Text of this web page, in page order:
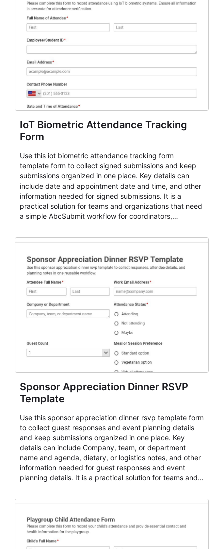
IoT Biometric Attendance Tracking
Form
Use this iot biometric attendance tracking form
template form to collect signed submissions and keep
submissions organized in one place. Key details can
include date and appointment date and time, and other
information needed for signed submissions. It is a
practical solution for teams and organizations that need
a simple AbcSubmit workflow for coordinators,
Sponsor Appreciation Dinner RSVP
Template
Use this sponsor appreciation dinner rsvp template form
to collect guest responses and event planning details
and keep submissions organized in one place. Key
details can include Company, team, or department
name and agenda, dietary, or logistics notes, and other
information needed for guest responses and event
planning details. It is a practical solution for teams and
for teams and organizations.